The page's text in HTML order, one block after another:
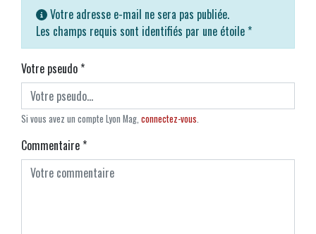
Votre adresse e-mail ne sera pas publiée.
Les champs requis sont identifiés par une étoile *
Votre pseudo*
Si vous avez un compte Lyon Mag, connectez-vous.
Commentaire*